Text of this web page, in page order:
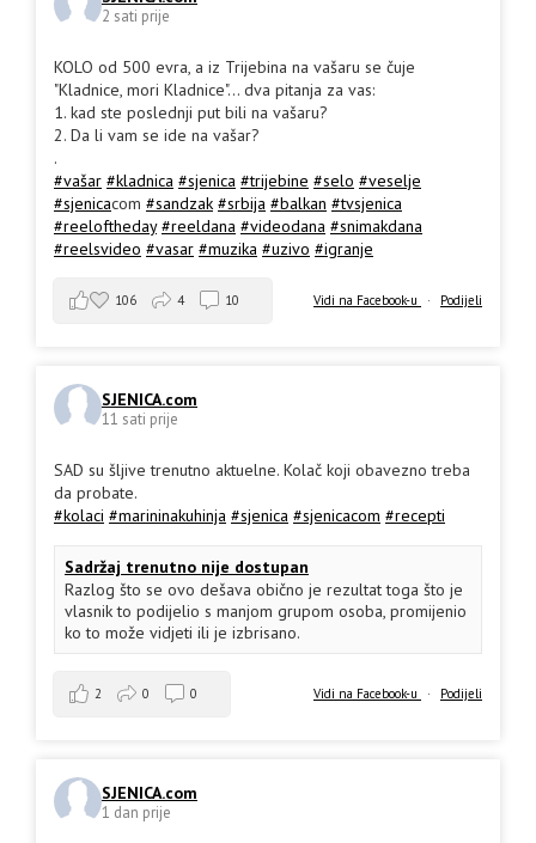
2 sati prije
KOLO od 500 evra, a iz Trijebina na vašaru se čuje
"Kladnice, mori Kladnice"... dva pitanja za vas:
1. kad ste poslednji put bili na vašaru?
2. Da li vam se ide na vašar?
.
#vašar #kladnica #sjenica #trijebine #selo #veselje
#sjenicacom #sandzak #srbija #balkan #tvsjenica
#reeloftheday #reeldana #videodana #snimakdana
#reelsvideo #vasar #muzika #uzivo #igranje
Vidi na Facebook-u · Podijeli
106 4 10
SJENICA.com
11 sati prije
SAD su šljive trenutno aktuelne. Kolač koji obavezno treba
da probate.
#kolaci #marininakuhinja #sjenica #sjenicacom #recepti
Sadržaj trenutno nije dostupan
Razlog što se ovo dešava obično je rezultat toga što je
vlasnik to podijelio s manjom grupom osoba, promijenio
ko to može vidjeti ili je izbrisano.
Vidi na Facebook-u · Podijeli
2 0 0
SJENICA.com
1 dan prije